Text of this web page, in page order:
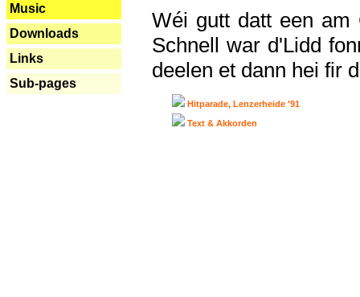
Music
Downloads
Links
Sub-pages
Wéi gutt datt een am
Schnell war d'Lidd
deelen et dann hei fir
Hitparade, Lenzerheide '91
Text & Akkorden